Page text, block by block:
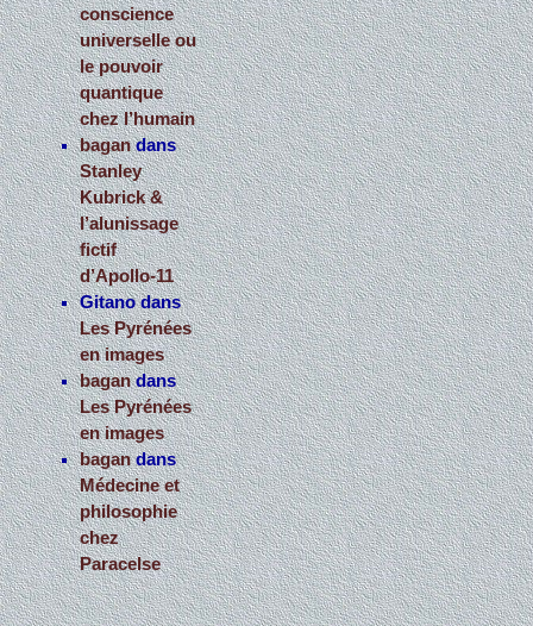
conscience
universelle ou
le pouvoir
quantique
chez l’humain
bagandans
Stanley
Kubrick &
l’alunissage
fictif
d’Apollo-11
Gitanodans
Les Pyrénées
en images
bagandans
Les Pyrénées
en images
bagandans
Médecine et
philosophie
chez
Paracelse